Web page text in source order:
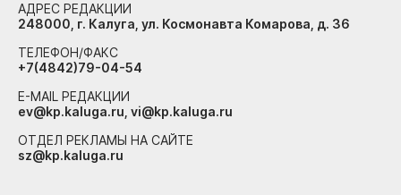
АДРЕС РЕДАКЦИИ
248000, г. Калуга, ул. Космонавта Комарова, д. 36
ТЕЛЕФОН/ФАКС
+7(4842)79-04-54
E-MAIL РЕДАКЦИИ
ev@kp.kaluga.ru, vi@kp.kaluga.ru
ОТДЕЛ РЕКЛАМЫ НА САЙТЕ
sz@kp.kaluga.ru